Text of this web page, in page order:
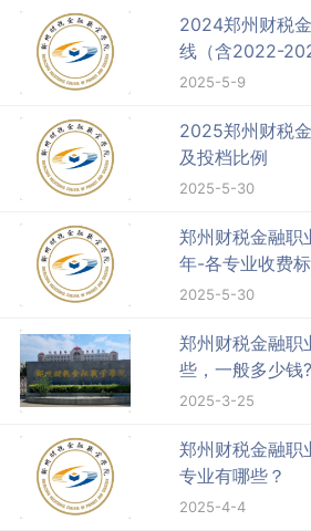
2024郑州财税
线（含2022-
2025-5-9
2025郑州财税
及投档比例
2025-5-30
郑州财税金融职
年-各专业收费
2025-5-30
郑州财税金融职
些，一般多少钱?
2025-3-25
郑州财税金融职
专业有哪些？
2025-4-4